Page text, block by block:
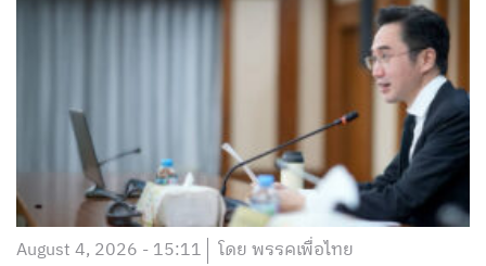
August 4, 2026 - 15:11 โดย พรรคเพื่อไทย